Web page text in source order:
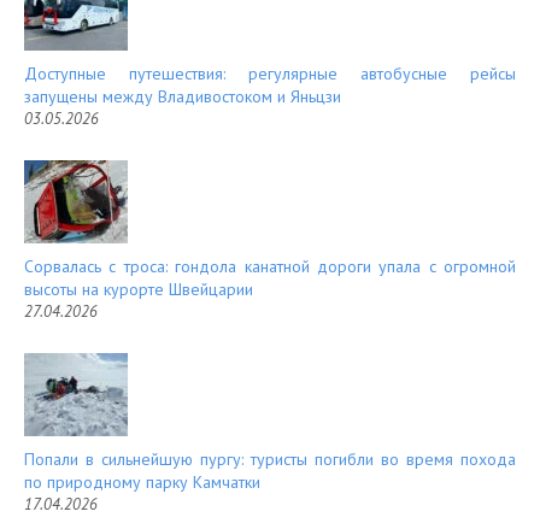
Доступные путешествия: регулярные автобусные рейсы
запущены между Владивостоком и Яньцзи
03.05.2026
Сорвалась с троса: гондола канатной дороги упала с огромной
высоты на курорте Швейцарии
27.04.2026
Попали в сильнейшую пургу: туристы погибли во время похода
по природному парку Камчатки
17.04.2026